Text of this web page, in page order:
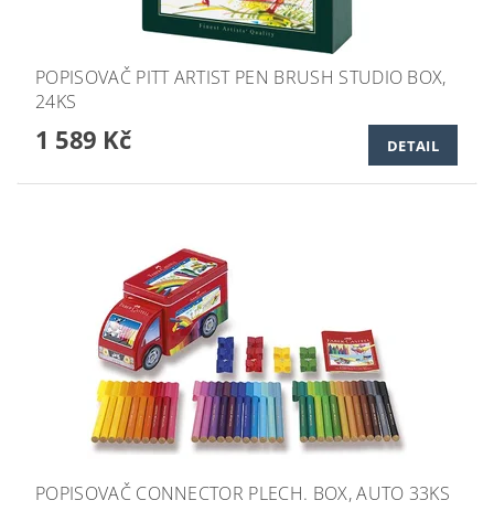
POPISOVAČ PITT ARTIST PEN BRUSH STUDIO BOX,
24KS
1 589 Kč DETAIL
POPISOVAČ CONNECTOR PLECH. BOX, AUTO 33KS